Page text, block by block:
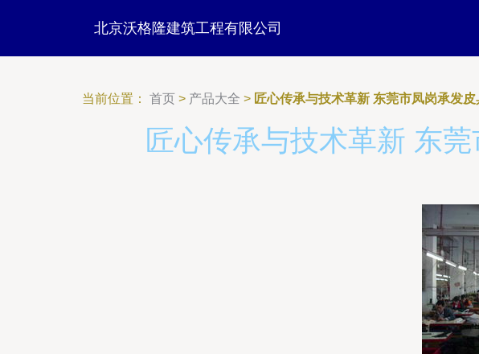
北京沃格隆建筑工程有限公司
当前位置： 首页 > 产品大全 > 匠心传承与技术革新 东莞市凤岗承发
匠心传承与技术革新 东